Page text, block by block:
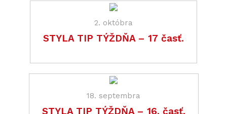
2. októbra
STYLA TIP TÝŽDŇA – 17 časť.
18. septembra
STYLA TIP TÝŽDŇA – 16. časť.